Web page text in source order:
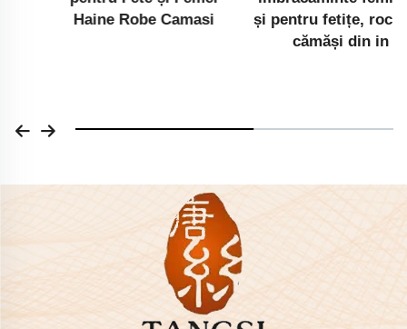
Haine Robe Camasi
și pentru fetițe, rochii și
cămăși din in